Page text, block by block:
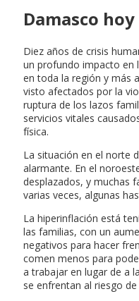
Damasco hoy
Diez años de crisis
un profundo impacto en
en toda la región y más
visto afectados por la
ruptura de los lazos
servicios vitales
física.
La situación en el norte
alarmante. En el
desplazados, y muchas
varias veces, algunas
La hiperinflación está
las familias, con un
negativos para hacer
comen menos para
a trabajar en lugar de a
se enfrentan al riesgo